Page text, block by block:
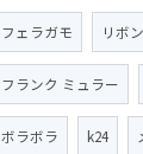
フェラガモ リボン
フランク ミュラー
ボラボラ k24